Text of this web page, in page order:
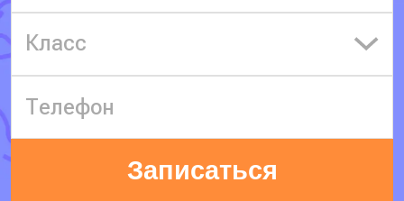
Класс
Записаться